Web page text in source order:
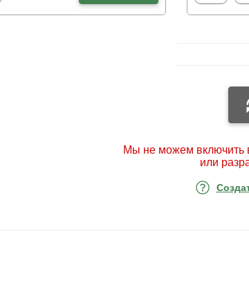
Мы не можем включить
или